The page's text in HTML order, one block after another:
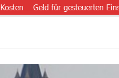
Geld für gesteuerten Einsatz von